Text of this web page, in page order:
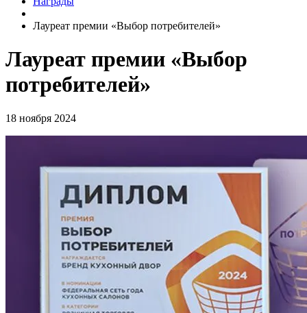
Лауреат премии «Выбор потребителей»
Лауреат премии «Выбор
потребителей»
18 ноября 2024